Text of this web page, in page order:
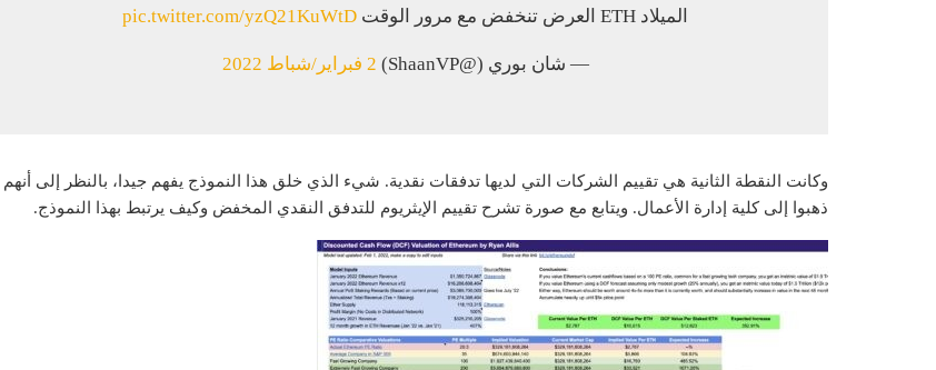
الميلاد ETH العرض تنخفض مع مرور الوقت
pic.twitter.com/yzQ21KuWtD
— شان بوري (@ShaanVP) 2 فبراير/شباط 2022
وكانت النقطة الثانية هي تقييم الشركات التي لديها تدفقات نقدية. شيء الذي خلق هذا النموذج يفهم جيدا، بالنظر إلى أنهم
ذهبوا إلى كلية إدارة الأعمال. ويتابع مع صورة تشرح تقييم الإيثريوم للتدفق النقدي المخفض وكيف يرتبط بهذا النموذج.